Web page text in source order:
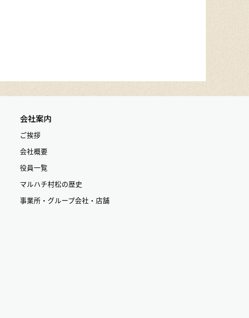
会社案内
ご挨拶
会社概要
役員一覧
マルハチ村松の歴史
事業所・グループ会社・店舗